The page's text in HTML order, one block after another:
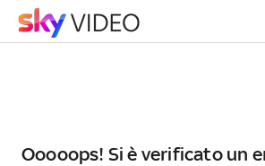
Ooooops! Si è verificato un